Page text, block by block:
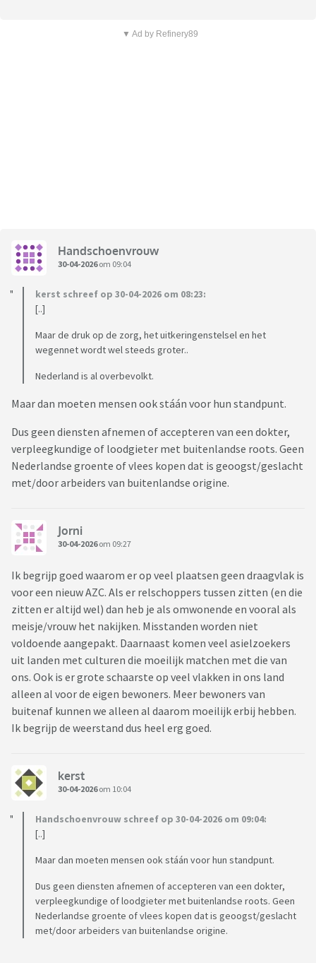
▼ Ad by Refinery89
Handschoenvrouw
30-04-2026om 09:04
kerst schreef op 30-04-2026 om 08:23:
[..]
Maar de druk op de zorg, het uitkeringenstelsel en het
wegennet wordt wel steeds groter..
Nederland is al overbevolkt.
Maar dan moeten mensen ook stáán voor hun standpunt.
Dus geen diensten afnemen of accepteren van een dokter,
verpleegkundige of loodgieter met buitenlandse roots. Geen
Nederlandse groente of vlees kopen dat is geoogst/geslacht
met/door arbeiders van buitenlandse origine.
Jorni
30-04-2026om 09:27
Ik begrijp goed waarom er op veel plaatsen geen draagvlak is
voor een nieuw AZC. Als er relschoppers tussen zitten (en die
zitten er altijd wel) dan heb je als omwonende en vooral als
meisje/vrouw het nakijken. Misstanden worden niet
voldoende aangepakt. Daarnaast komen veel asielzoekers
uit landen met culturen die moeilijk matchen met die van
ons. Ook is er grote schaarste op veel vlakken in ons land
alleen al voor de eigen bewoners. Meer bewoners van
buitenaf kunnen we alleen al daarom moeilijk erbij hebben.
Ik begrijp de weerstand dus heel erg goed.
kerst
30-04-2026om 10:04
Handschoenvrouw schreef op 30-04-2026 om 09:04:
[..]
Maar dan moeten mensen ook stáán voor hun standpunt.
Dus geen diensten afnemen of accepteren van een dokter,
verpleegkundige of loodgieter met buitenlandse roots. Geen
Nederlandse groente of vlees kopen dat is geoogst/geslacht
met/door arbeiders van buitenlandse origine.